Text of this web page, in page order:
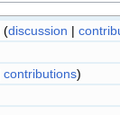
(discussion |
contributions)